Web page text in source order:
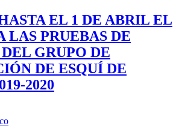
EL 1 DE ABRIL EL
LAS PRUEBAS DE
GRUPO DE
DE ESQUÍ DE
2020